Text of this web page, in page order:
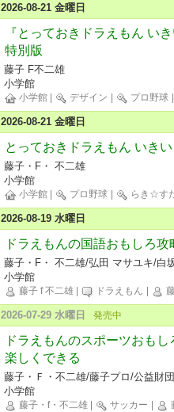
2026-08-21 金曜日
『とっておきドラえもん い
特別版
藤子 F不二雄
小学館
小学館 デザイン プロ野球
2026-08-21 金曜日
とっておきドラえもん いき
藤子・F・ 不二雄
小学館
小学館 プロ野球 らき☆す
2026-08-19 水曜日
ドラえもんの国語おもしろ
藤子・F・ 不二雄/弘田 マサユキ/白
小学館
藤子 f 不二雄 ドラえもん
2026-07-29 水曜日 発売中
ドラえもんのスポーツおも
楽しくできる
藤子・Ｆ・不二雄/藤子プロ/公益財
小学館
藤子・f・不二雄 サッカー